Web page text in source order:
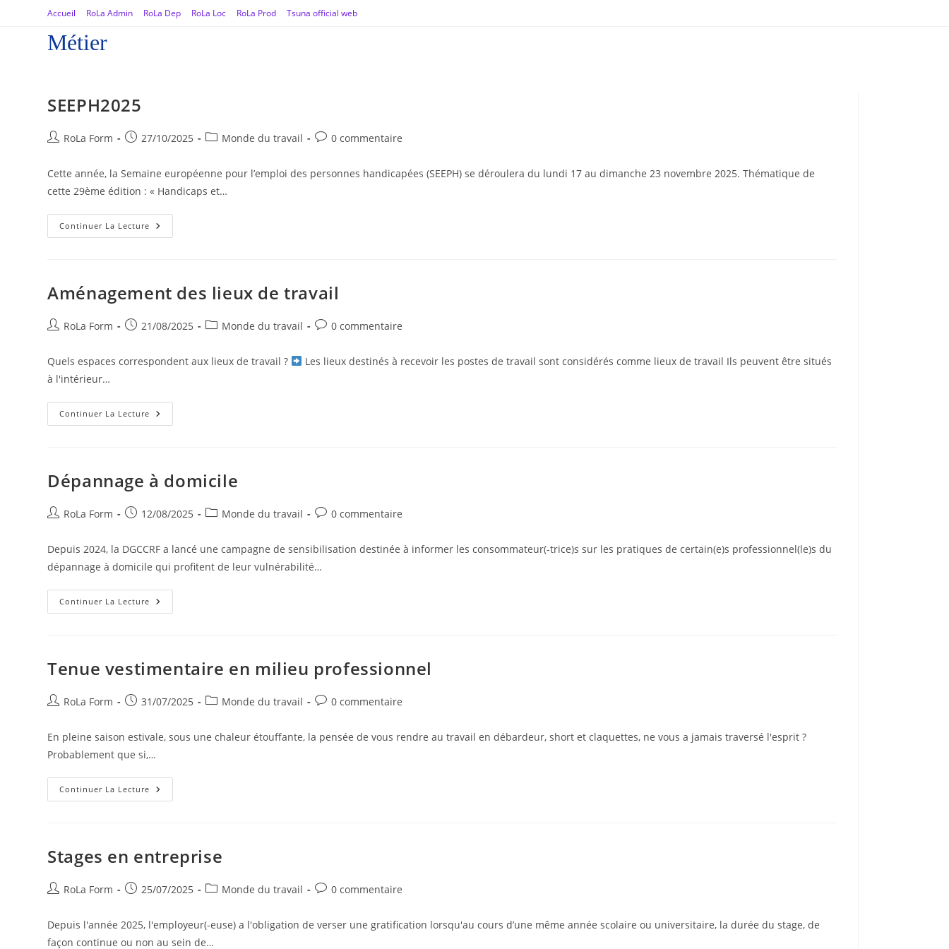
Accueil RoLa Admin RoLa Dep RoLa Loc RoLa Prod Tsuna official web
Métier
SEEPH2025
RoLa Form 27/10/2025 Monde du travail 0 commentaire
Cette année, la Semaine européenne pour l’emploi des personnes handicapées (SEEPH) se déroulera du lundi 17 au dimanche 23 novembre 2025. Thématique de
cette 29ème édition : « Handicaps et…
Continuer La Lecture
Aménagement des lieux de travail
RoLa Form 21/08/2025 Monde du travail 0 commentaire
Quels espaces correspondent aux lieux de travail ?
Les lieux destinés à recevoir les postes de travail sont considérés comme lieux de travail Ils peuvent être situés
à l'intérieur…
Continuer La Lecture
Dépannage à domicile
RoLa Form 12/08/2025 Monde du travail 0 commentaire
Depuis 2024, la DGCCRF a lancé une campagne de sensibilisation destinée à informer les consommateur(-trice)s sur les pratiques de certain(e)s professionnel(le)s du
dépannage à domicile qui profitent de leur vulnérabilité…
Continuer La Lecture
Tenue vestimentaire en milieu professionnel
RoLa Form 31/07/2025 Monde du travail 0 commentaire
En pleine saison estivale, sous une chaleur étouffante, la pensée de vous rendre au travail en débardeur, short et claquettes, ne vous a jamais traversé l'esprit ?
Probablement que si,…
Continuer La Lecture
Stages en entreprise
RoLa Form 25/07/2025 Monde du travail 0 commentaire
Depuis l'année 2025, l'employeur(-euse) a l'obligation de verser une gratification lorsqu'au cours d’une même année scolaire ou universitaire, la durée du stage, de
façon continue ou non au sein de…